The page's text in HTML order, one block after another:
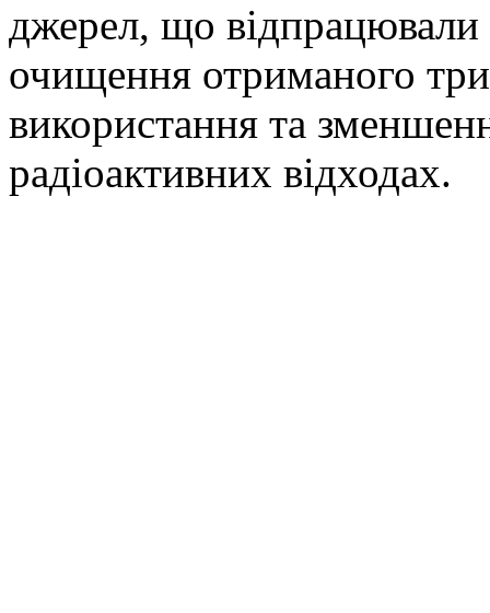
джерел, що
очищення отриманого
використання та
радіоактивних відходах.